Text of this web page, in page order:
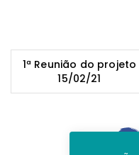
1ª Reunião do projeto
15/02/21